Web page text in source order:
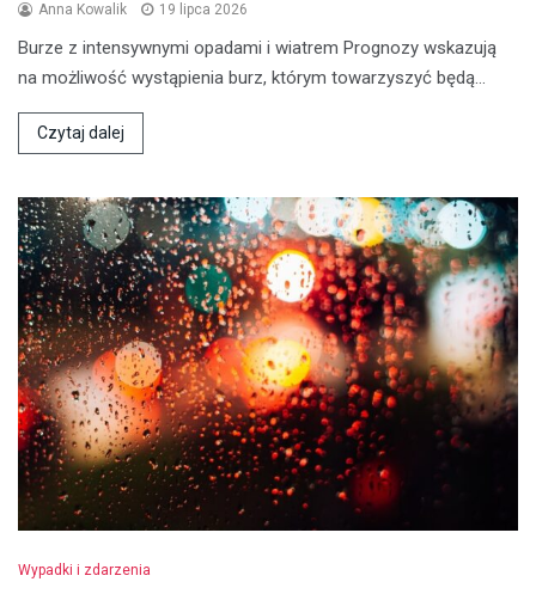
Anna Kowalik 19 lipca 2026
Burze z intensywnymi opadami i wiatrem Prognozy wskazują
na możliwość wystąpienia burz, którym towarzyszyć będą…
Czytaj dalej
Wypadki i zdarzenia